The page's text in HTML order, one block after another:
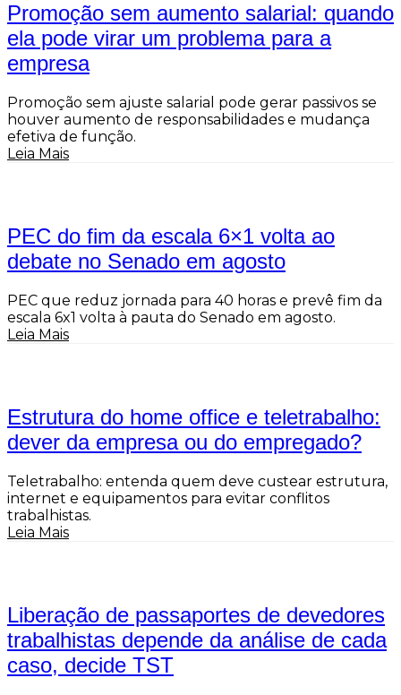
Promoção sem aumento salarial: quando
ela pode virar um problema para a
empresa
Promoção sem ajuste salarial pode gerar passivos se
houver aumento de responsabilidades e mudança
efetiva de função.
Leia Mais
PEC do fim da escala 6×1 volta ao
debate no Senado em agosto
PEC que reduz jornada para 40 horas e prevê fim da
escala 6x1 volta à pauta do Senado em agosto.
Leia Mais
Estrutura do home office e teletrabalho:
dever da empresa ou do empregado?
Teletrabalho: entenda quem deve custear estrutura,
internet e equipamentos para evitar conflitos
trabalhistas.
Leia Mais
Liberação de passaportes de devedores
trabalhistas depende da análise de cada
caso, decide TST